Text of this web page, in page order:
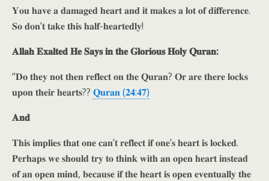
𝐘𝐨𝐮 𝐡𝐚𝐯𝐞 𝐚 𝐝𝐚𝐦𝐚𝐠𝐞𝐝 𝐡𝐞𝐚𝐫𝐭 𝐚𝐧𝐝 𝐢𝐭 𝐦𝐚𝐤𝐞𝐬 𝐚 𝐥𝐨𝐭 𝐨𝐟 𝐝𝐢𝐟𝐟𝐞𝐫𝐞𝐧𝐜𝐞.
𝐒𝐨 𝐝𝐨𝐧’𝐭 𝐭𝐚𝐤𝐞 𝐭𝐡𝐢𝐬 𝐡𝐚𝐥𝐟-𝐡𝐞𝐚𝐫𝐭𝐞𝐝𝐥𝐲!
𝐀𝐥𝐥𝐚𝐡 𝐄𝐱𝐚𝐥𝐭𝐞𝐝 𝐇𝐞 𝐒𝐚𝐲𝐬 𝐢𝐧 𝐭𝐡𝐞 𝐆𝐥𝐨𝐫𝐢𝐨𝐮𝐬 𝐇𝐨𝐥𝐲 𝐐𝐮𝐫𝐚𝐧:
“𝐃𝐨 𝐭𝐡𝐞𝐲 𝐧𝐨𝐭 𝐭𝐡𝐞𝐧 𝐫𝐞𝐟𝐥𝐞𝐜𝐭 𝐨𝐧 𝐭𝐡𝐞 𝐐𝐮𝐫𝐚𝐧? 𝐎𝐫 𝐚𝐫𝐞 𝐭𝐡𝐞𝐫𝐞 𝐥𝐨𝐜𝐤𝐬
𝐮𝐩𝐨𝐧 𝐭𝐡𝐞𝐢𝐫 𝐡𝐞𝐚𝐫𝐭𝐬?? 𝐐𝐮𝐫𝐚𝐧 (𝟐𝟒:𝟒𝟕)
𝐀𝐧𝐝
𝐓𝐡𝐢𝐬 𝐢𝐦𝐩𝐥𝐢𝐞𝐬 𝐭𝐡𝐚𝐭 𝐨𝐧𝐞 𝐜𝐚𝐧’𝐭 𝐫𝐞𝐟𝐥𝐞𝐜𝐭 𝐢𝐟 𝐨𝐧𝐞’𝐬 𝐡𝐞𝐚𝐫𝐭 𝐢𝐬 𝐥𝐨𝐜𝐤𝐞𝐝.
𝐏𝐞𝐫𝐡𝐚𝐩𝐬 𝐰𝐞 𝐬𝐡𝐨𝐮𝐥𝐝 𝐭𝐫𝐲 𝐭𝐨 𝐭𝐡𝐢𝐧𝐤 𝐰𝐢𝐭𝐡 𝐚𝐧 𝐨𝐩𝐞𝐧 𝐡𝐞𝐚𝐫𝐭 𝐢𝐧𝐬𝐭𝐞𝐚𝐝
𝐨𝐟 𝐚𝐧 𝐨𝐩𝐞𝐧 𝐦𝐢𝐧𝐝, 𝐛𝐞𝐜𝐚𝐮𝐬𝐞 𝐢𝐟 𝐭𝐡𝐞 𝐡𝐞𝐚𝐫𝐭 𝐢𝐬 𝐨𝐩𝐞𝐧 𝐞𝐯𝐞𝐧𝐭𝐮𝐚𝐥𝐥𝐲 𝐭𝐡𝐞